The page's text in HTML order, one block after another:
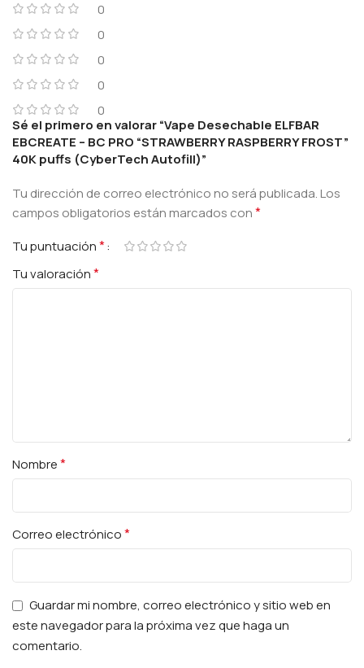
0
0
0
0
0
Sé el primero en valorar “Vape Desechable ELFBAR
EBCREATE – BC PRO “STRAWBERRY RASPBERRY FROST”
40K puffs (CyberTech Autofill)”
Tu dirección de correo electrónico no será publicada.Los
campos obligatorios están marcados con*
Tu puntuación*
Tu valoración*
Nombre*
Correo electrónico*
Guardar mi nombre, correo electrónico y sitio web en
este navegador para la próxima vez que haga un
comentario.